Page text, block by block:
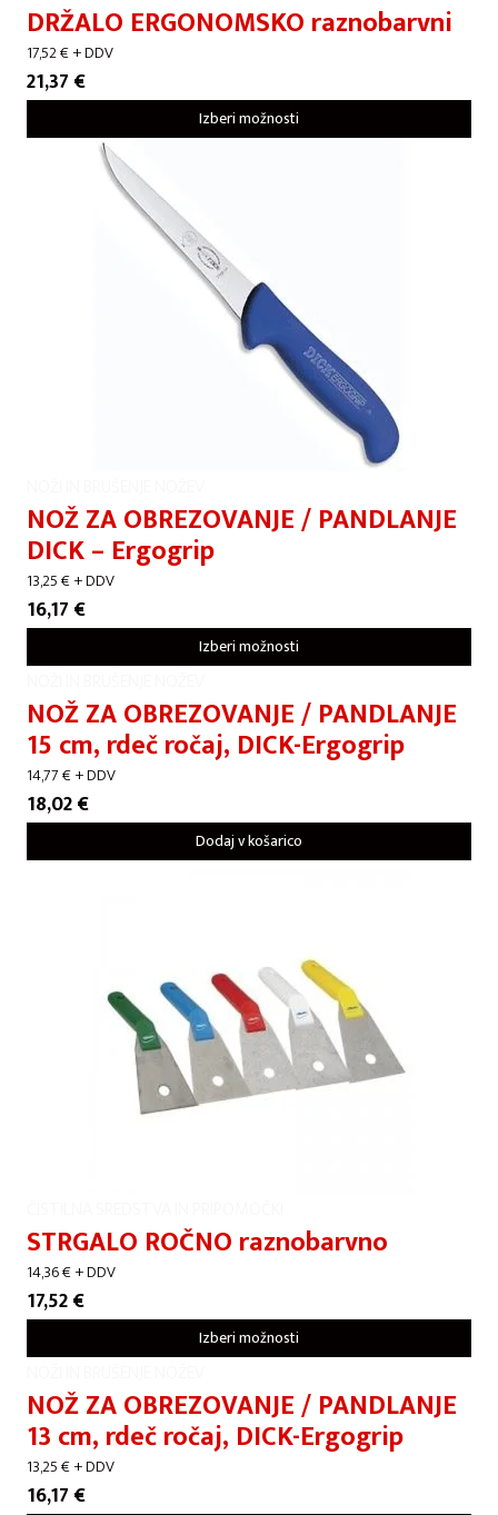
DRŽALO ERGONOMSKO raznobarvni
17,52€+ DDV
21,37 €
Izberi možnosti
NOŽ ZA OBREZOVANJE / PANDLANJE
DICK – Ergogrip
13,25€+ DDV
16,17 €
Izberi možnosti
NOŽ ZA OBREZOVANJE / PANDLANJE
15 cm, rdeč ročaj, DICK-Ergogrip
14,77€+ DDV
18,02€
Dodaj v košarico
STRGALO ROČNO raznobarvno
14,36€+ DDV
17,52€
Izberi možnosti
NOŽ ZA OBREZOVANJE / PANDLANJE
13 cm, rdeč ročaj, DICK-Ergogrip
13,25€+ DDV
16,17 €